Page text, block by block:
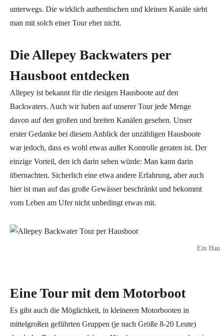
unterwegs. Die wirklich authentischen und kleinen Kanäle sieht
man mit solch einer Tour eher nicht.
Die Allepey Backwaters per
Hausboot entdecken
Allepey ist bekannt für die riesigen Hausboote auf den
Backwaters. Auch wir haben auf unserer Tour jede Menge
davon auf den großen und breiten Kanälen gesehen. Unser
erster Gedanke bei diesem Anblick der unzähligen Hausboote
war jedoch, dass es wohl etwas außer Kontrolle geraten ist. Der
einzige Vorteil, den ich darin sehen würde: Man kann darin
übernachten. Sicherlich eine etwa andere Erfahrung, aber auch
hier ist man auf das große Gewässer beschränkt und bekommt
vom Leben am Ufer nicht unbedingt etwas mit.
Ein
Eine Tour mit dem Motorboot
Es gibt auch die Möglichkeit, in kleineren Motorbooten in
mittelgroßen geführten Gruppen (je nach Größe 8-20 Leute)